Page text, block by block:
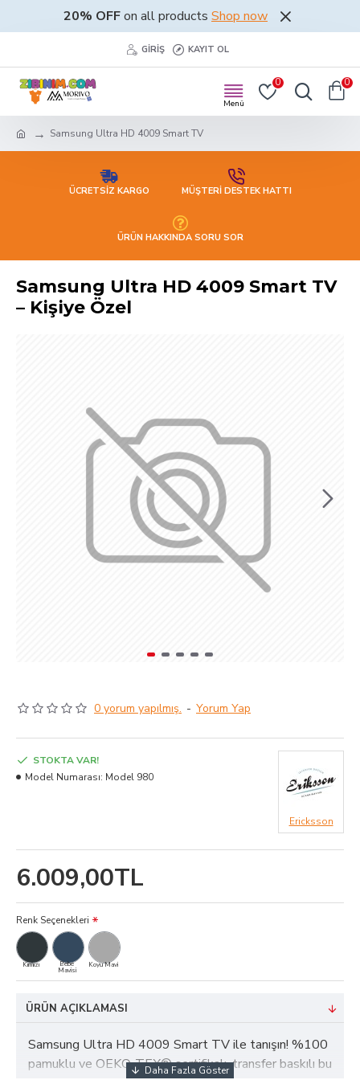
20% OFFon all products Shop now
GIRIŞ KAYIT OL
0 0
Samsung Ultra HD 4009 Smart TV
ÜCRETSİZ KARGO MÜŞTERİ DESTEK HATTI
ÜRÜN HAKKINDA SORU SOR
Samsung Ultra HD 4009 Smart TV
– Kişiye Özel
0 yorum yapılmış. - Yorum Yap
6.009,00TL
STOKTA VAR!
Model Numarası: Model 980
Ericksson
Renk Seçenekleri
Kırmızı Bebe
Mavisi
Koyu Mavi
ÜRÜN AÇIKLAMASI
Samsung Ultra HD 4009 Smart TV ile tanışın! %100
pamuklu ve OEKO-TEX® sertifikalı, transfer baskılı bu